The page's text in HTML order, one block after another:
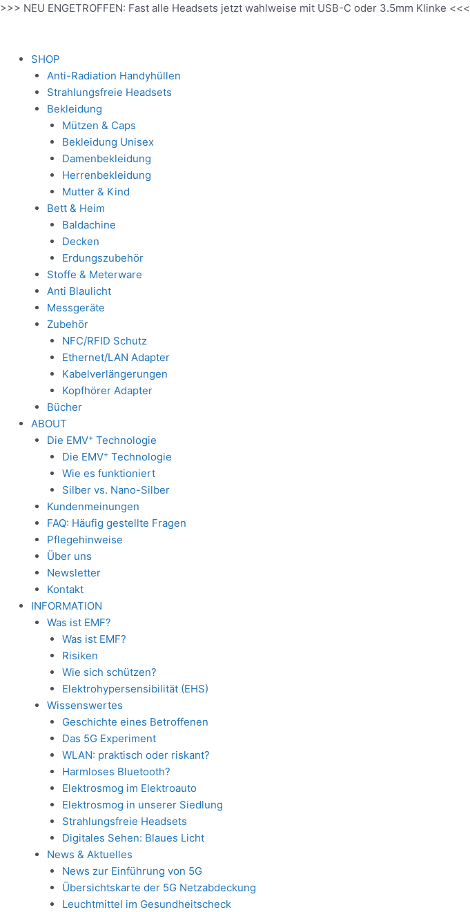
Zum
>>> NEU ENGETROFFEN: Fast alle Headsets jetzt wahlweise mit USB-C oder 3.5mm Klinke <<<
SHOP
Anti-Radiation Handyhüllen
Strahlungsfreie Headsets
Bekleidung
Mützen & Caps
Bekleidung Unisex
Damenbekleidung
Herrenbekleidung
Mutter & Kind
Bett & Heim
Baldachine
Decken
Erdungszubehör
Stoffe & Meterware
Anti Blaulicht
Messgeräte
Zubehör
NFC/RFID Schutz
Ethernet/LAN Adapter
Kabelverlängerungen
Kopfhörer Adapter
Bücher
ABOUT
Die EMV+Technologie
Die EMV+ Technologie
Wie es funktioniert
Silber vs. Nano-Silber
Kundenmeinungen
FAQ: Häufig gestellte Fragen
Pflegehinweise
Über uns
Newsletter
Kontakt
INFORMATION
Was ist EMF?
Was ist EMF?
Risiken
Wie sich schützen?
Elektrohypersensibilität (EHS)
Wissenswertes
Geschichte eines Betroffenen
Das 5G Experiment
WLAN: praktisch oder riskant?
Harmloses Bluetooth?
Elektrosmog im Elektroauto
Elektrosmog in unserer Siedlung
Strahlungsfreie Headsets
Digitales Sehen: Blaues Licht
News & Aktuelles
News zur Einführung von 5G
Übersichtskarte der 5G Netzabdeckung
Leuchtmittel im Gesundheitscheck